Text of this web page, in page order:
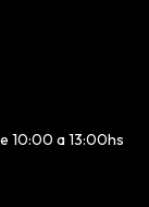
10:00 a 13:00hs